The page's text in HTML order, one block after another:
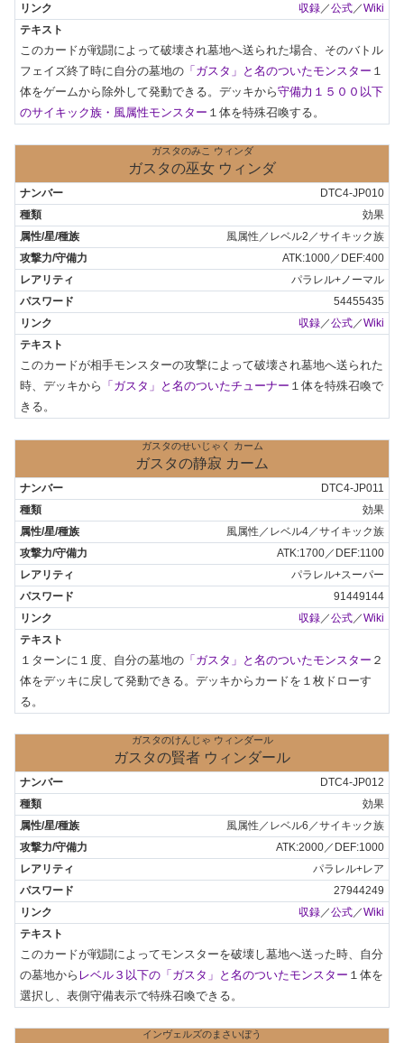
収録／公式／Wiki
このカードが戦闘によって破壊され墓地へ送られた場合、そのバトル
フェイズ終了時に自分の墓地の 「ガスタ」と名のついたモンスター １
体をゲームから除外して発動できる。デッキから守備力１５００以下
のサイキック族・風属性モンスター １体を特殊召喚する。
ガスタのみこ ウィンダ
ガスタの巫女 ウィンダ
DTC4-JP010
効果
風属性／レベル2／サイキック族
ATK:1000／DEF:400
パラレル+ノーマル
54455435
収録／公式／Wiki
このカードが相手モンスターの攻撃によって破壊され墓地へ送られた
時、デッキから 「ガスタ」と名のついたチューナー １体を特殊召喚で
きる。
ガスタのせいじゃく カーム
ガスタの静寂 カーム
DTC4-JP011
効果
風属性／レベル4／サイキック族
ATK:1700／DEF:1100
パラレル+スーパー
91449144
収録 ／公式 ／Wiki
１ターンに１度、自分の墓地の 「ガスタ」と名のついたモンスター ２
体をデッキに戻して発動できる。デッキからカードを１枚ドローす
る。
ガスタのけんじゃ ウィンダール
ガスタの賢者 ウィンダール
DTC4-JP012
効果
風属性／レベル6／サイキック族
ATK:2000／DEF:1000
パラレル+レア
27944249
収録／公式／Wiki
このカードが戦闘によってモンスターを破壊し墓地へ送った時、自分
の墓地から レベル３以下の「ガスタ」と名のついたモンスター １体を
選択し、表側守備表示で特殊召喚できる。
インヴェルズのまさいぼう